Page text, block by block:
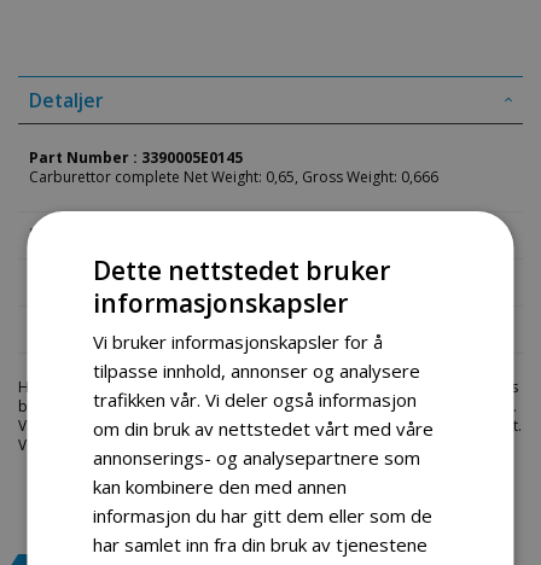
Detaljer
Part Number : 3390005E0145
Carburettor complete Net Weight: 0,65, Gross Weight: 0,666
Mer informasjon
Produktomtaler
Fil vedlegg
Hos engrosservice.no får du kjøpt carburettor complete
til markedets
beste priser. Bestill endeler-moped-scooterei dag fra Engros Service.
Vi har et stort utvalg av produkter innen: Hjem, sport og fritids segmentet.
Velkommen skal du være.
Dette nettstedet bruker
informasjonskapsler
Vi bruker informasjonskapsler for å
tilpasse innhold, annonser og analysere
trafikken vår. Vi deler også informasjon
om din bruk av nettstedet vårt med våre
annonserings- og analysepartnere som
kan kombinere den med annen
informasjon du har gitt dem eller som de
har samlet inn fra din bruk av tjenestene